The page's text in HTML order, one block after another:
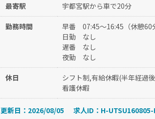
最寄駅 宇都宮駅から車で20分
勤務時間 早番
07:45～16:45（休憩60
日勤
なし
遅番
なし
夜勤
なし
休日
シフト制,有給休暇(半年経過
看護休暇
更新日：2026/08/05 求人ID：H-UTSU160805-